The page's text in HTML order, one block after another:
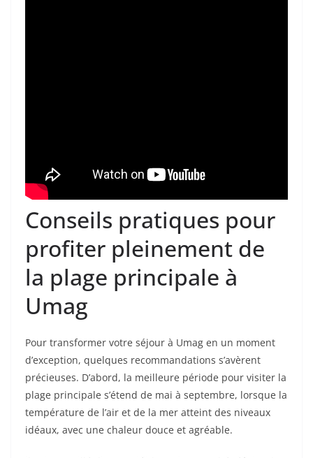
Conseils pratiques pour
profiter pleinement de
la plage principale à
Umag
Pour transformer votre séjour à Umag en un moment
d’exception, quelques recommandations s’avèrent
précieuses. D’abord, la meilleure période pour visiter la
plage principale s’étend de mai à septembre, lorsque la
température de l’air et de la mer atteint des niveaux
idéaux, avec une chaleur douce et agréable.